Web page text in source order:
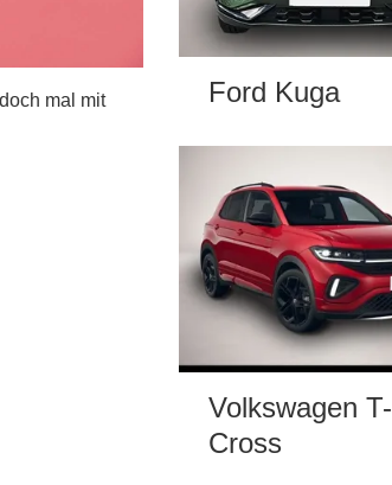
mal mit
Ford Kuga
Volkswagen T-
Cross